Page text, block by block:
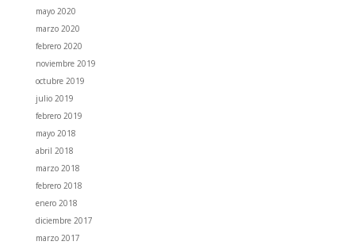
mayo 2020
marzo 2020
febrero 2020
noviembre 2019
octubre 2019
julio 2019
febrero 2019
mayo 2018
abril 2018
marzo 2018
febrero 2018
enero 2018
diciembre 2017
marzo 2017